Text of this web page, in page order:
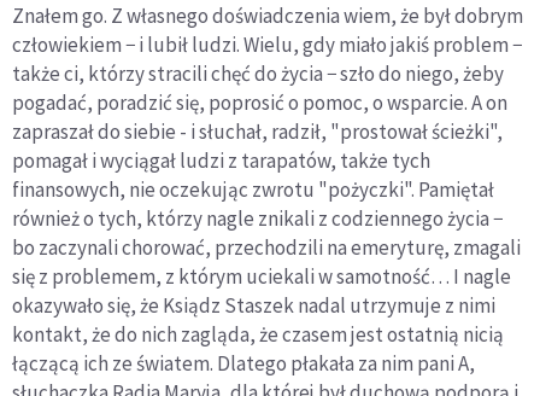
Znałem go. Z własnego doświadczenia wiem, że był dobrym
człowiekiem − i lubił ludzi. Wielu, gdy miało jakiś problem −
także ci, którzy stracili chęć do życia − szło do niego, żeby
pogadać, poradzić się, poprosić o pomoc, o wsparcie. A on
zapraszał do siebie - i słuchał, radził, "prostował ścieżki",
pomagał i wyciągał ludzi z tarapatów, także tych
finansowych, nie oczekując zwrotu "pożyczki". Pamiętał
również o tych, którzy nagle znikali z codziennego życia −
bo zaczynali chorować, przechodzili na emeryturę, zmagali
się z problemem, z którym uciekali w samotność… I nagle
okazywało się, że Ksiądz Staszek nadal utrzymuje z nimi
kontakt, że do nich zagląda, że czasem jest ostatnią nicią
łączącą ich ze światem. Dlatego płakała za nim pani A,